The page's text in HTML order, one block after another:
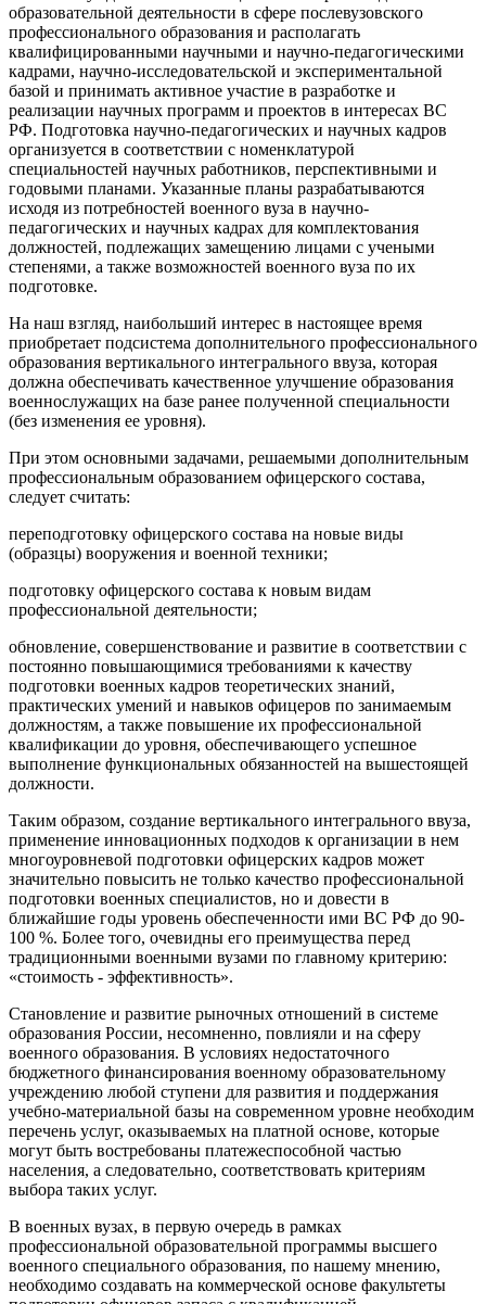
образовательной деятельности в сфере послевузовского
профессионального образования и располагать
квалифицированными научными и научно-педагогическими
кадрами, научно-исследовательской и экспериментальной
базой и принимать активное участие в разработке и
реализации научных программ и проектов в интересах ВС
РФ. Подготовка научно-педагогических и научных кадров
организуется в соответствии с номенклатурой
специальностей научных работников, перспективными и
годовыми планами. Указанные планы разрабатываются
исходя из потребностей военного вуза в научно-
педагогических и научных кадрах для комплектования
должностей, подлежащих замещению лицами с учеными
степенями, а также возможностей военного вуза по их
подготовке.
На наш взгляд, наибольший интерес в настоящее время
приобретает подсистема дополнительного профессионального
образования вертикального интегрального ввуза, которая
должна обеспечивать качественное улучшение образования
военнослужащих на базе ранее полученной специальности
(без изменения ее уровня).
При этом основными задачами, решаемыми дополнительным
профессиональным образованием офицерского состава,
следует считать:
переподготовку офицерского состава на новые виды
(образцы) вооружения и военной техники;
подготовку офицерского состава к новым видам
профессиональной деятельности;
обновление, совершенствование и развитие в соответствии с
постоянно повышающимися требованиями к качеству
подготовки военных кадров теоретических знаний,
практических умений и навыков офицеров по занимаемым
должностям, а также повышение их профессиональной
квалификации до уровня, обеспечивающего успешное
выполнение функциональных обязанностей на вышестоящей
должности.
Таким образом, создание вертикального интегрального ввуза,
применение инновационных подходов к организации в нем
многоуровневой подготовки офицерских кадров может
значительно повысить не только качество профессиональной
подготовки военных специалистов, но и довести в
ближайшие годы уровень обеспеченности ими ВС РФ до 90-
100 %. Более того, очевидны его преимущества перед
традиционными военными вузами по главному критерию:
«стоимость - эффективность».
Становление и развитие рыночных отношений в системе
образования России, несомненно, повлияли и на сферу
военного образования. В условиях недостаточного
бюджетного финансирования военному образовательному
учреждению любой ступени для развития и поддержания
учебно-материальной базы на современном уровне необходим
перечень услуг, оказываемых на платной основе, которые
могут быть востребованы платежеспособной частью
населения, а следовательно, соответствовать критериям
выбора таких услуг.
В военных вузах, в первую очередь в рамках
профессиональной образовательной программы высшего
военного специального образования, по нашему мнению,
необходимо создавать на коммерческой основе факультеты